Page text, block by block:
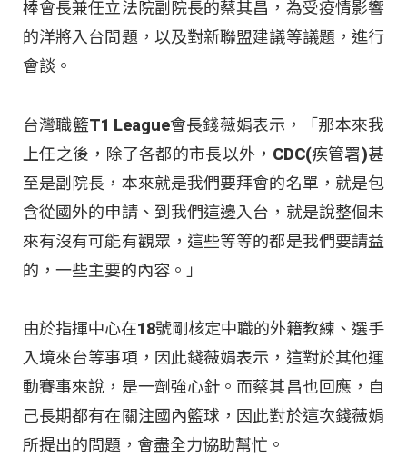
棒會長兼任立法院副院長的蔡其昌，為受疫情影響
的洋將入台問題，以及對新聯盟建議等議題，進行
會談。
台灣職籃T1 League會長錢薇娟表示，「那本來我
上任之後，除了各都的市長以外，CDC(疾管署)甚
至是副院長，本來就是我們要拜會的名單，就是包
含從國外的申請、到我們這邊入台，就是說整個未
來有沒有可能有觀眾，這些等等的都是我們要請益
的，一些主要的內容。」
由於指揮中心在18號剛核定中職的外籍教練、選手
入境來台等事項，因此錢薇娟表示，這對於其他運
動賽事來說，是一劑強心針。而蔡其昌也回應，自
己長期都有在關注國內籃球，因此對於這次錢薇娟
所提出的問題，會盡全力協助幫忙。